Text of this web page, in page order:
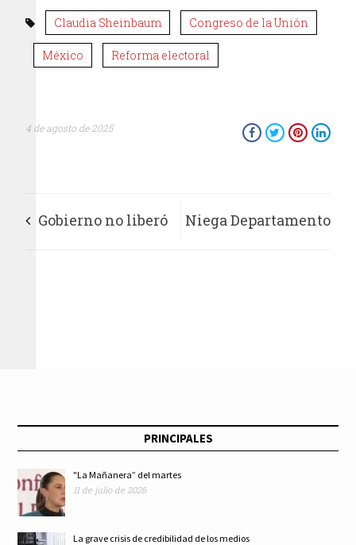
Claudia Sheinbaum Congreso de la Unión
México Reforma electoral
4 de agosto de 2025
Gobierno no liberó Niega Departamento
PRINCIPALES
"La Mañanera” del martes
11 de julio de 2026
La grave crisis de credibilidad de los medios